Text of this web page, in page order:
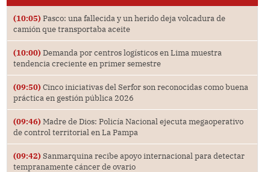
(10:05) Pasco: una fallecida y un herido deja volcadura de
camión que transportaba aceite
(10:00) Demanda por centros logísticos en Lima muestra
tendencia creciente en primer semestre
(09:50) Cinco iniciativas del Serfor son reconocidas como buena
práctica en gestión pública 2026
(09:46) Madre de Dios: Policía Nacional ejecuta megaoperativo
de control territorial en La Pampa
(09:42) Sanmarquina recibe apoyo internacional para detectar
tempranamente cáncer de ovario